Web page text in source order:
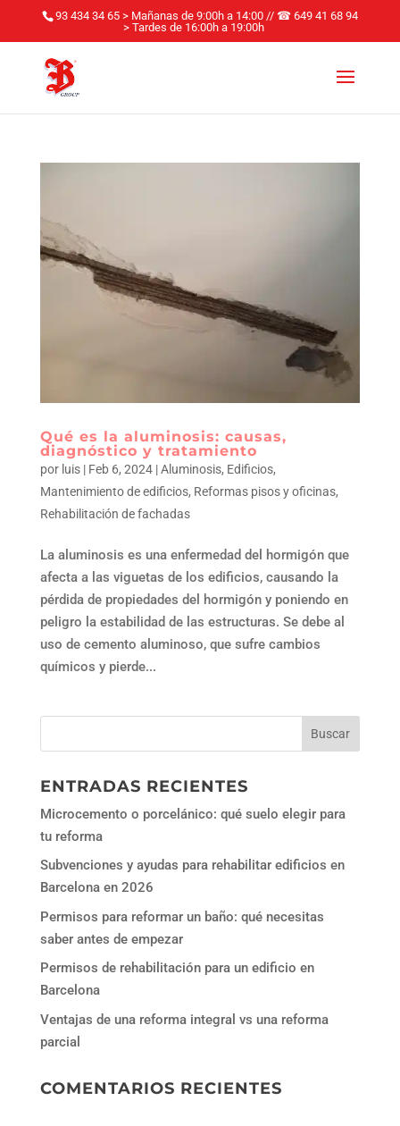
93 434 34 65 > Mañanas de 9:00h a 14:00// ☎ 649 41 68 94
> Tardes de 16:00h a 19:00h
qué es la aluminosis: causas,
diagnóstico y tratamiento
por luis| Feb 6, 2024|Aluminosis, Edificios,
Mantenimiento de edificios, Reformas pisos y oficinas,
Rehabilitación de fachadas
La aluminosis es una enfermedad del hormigón que
afecta a las viguetas de los edificios, causando la
pérdida de propiedades del hormigón y poniendo en
peligro la estabilidad de las estructuras. Se debe al
uso de cemento aluminoso, que sufre cambios
químicos y pierde...
ENTRADAS RECIENTES
Microcemento o porcelánico: qué suelo elegir para
tu reforma
Subvenciones y ayudas para rehabilitar edificios en
Barcelona en 2026
Permisos para reformar un baño: qué necesitas
saber antes de empezar
Permisos de rehabilitación para un edificio en
Barcelona
Ventajas de una reforma integral vs una reforma
parcial
COMENTARIOS RECIENTES